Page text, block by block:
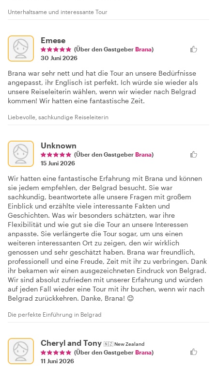
Unterhaltsame und interessante Tour
Emese
(Über den Gastgeber Brana)
30 Juni 2026
Brana war sehr nett und hat die Tour an unsere Bedürfnisse
angepasst, ihr Englisch ist perfekt. Ich würde sie wieder als
unsere Reiseleiterin wählen, wenn wir wieder nach Belgrad
kommen! Wir hatten eine fantastische Zeit.
Liebevolle, sachkundige Reiseleiterin
Unknown
(Über den Gastgeber Brana)
15 Juni 2026
Wir hatten eine fantastische Erfahrung mit Brana und können
sie jedem empfehlen, der Belgrad besucht. Sie war
sachkundig, beantwortete alle unsere Fragen mit großem
Einblick und erzählte viele interessante Fakten und
Geschichten. Was wir besonders schätzten, war ihre
Flexibilität und wie gut sie die Tour an unsere Interessen
anpasste. Sie verlängerte die Tour sogar, um uns einen
weiteren interessanten Ort zu zeigen, den wir wirklich
genossen und sehr geschätzt haben. Brana war freundlich,
professionell und eine Freude, Zeit mit ihr zu verbringen. Dank
ihr bekamen wir einen ausgezeichneten Eindruck von Belgrad.
Wir sind absolut zufrieden mit unserer Erfahrung und würden
auf jeden Fall wieder eine Tour mit ihr buchen, wenn wir nach
Belgrad zurückkehren. Danke, Brana! 😊
Die perfekte Einführung in Belgrad
Cheryl and Tony 🇳🇿New Zealand
(Über den Gastgeber Brana)
11 Juni 2026